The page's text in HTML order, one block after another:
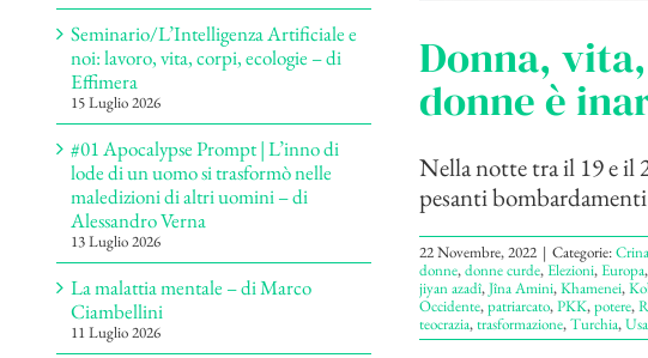
Donna,
donne è
Nella notte tra il 19 e il
pesanti
22 Novembre, 2022 | Categorie:
donne,donne curde,Elezioni,Europa,
jiyan azadî,Jîna Amini,Khamenei,
Occidente,patriarcato,PKK,potere,
teocrazia,trasformazione,Turchia,Usa
Seminario/L’Intelligenza Artificiale e
noi: lavoro, vita, corpi, ecologie – di
Effimera
15 Luglio 2026
#01 Apocalypse Prompt | L’inno di
lode di un uomo si trasformò nelle
maledizioni di altri uomini – di
Alessandro Verna
13 Luglio 2026
La malattia mentale – di Marco
Ciambellini
11 Luglio 2026